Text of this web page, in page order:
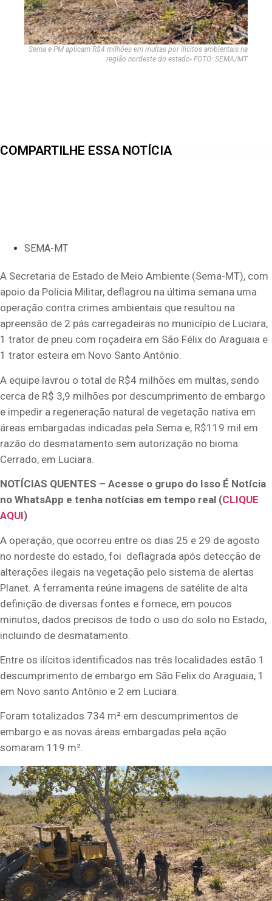
Sema e PM aplicam R$4 milhões em multas por ilícitos ambientais na
região nordeste do estado- FOTO: SEMA/MT
COMPARTILHE ESSA NOTÍCIA
SEMA-MT
A Secretaria de Estado de Meio Ambiente (Sema-MT), com
apoio da Policia Militar, deflagrou na última semana uma
operação contra crimes ambientais que resultou na
apreensão de 2 pás carregadeiras no município de Luciara,
1 trator de pneu com roçadeira em São Félix do Araguaia e
1 trator esteira em Novo Santo Antônio.
A equipe lavrou o total de R$4 milhões em multas, sendo
cerca de R$ 3,9 milhões por descumprimento de embargo
e impedir a regeneração natural de vegetação nativa em
áreas embargadas indicadas pela Sema e, R$119 mil em
razão do desmatamento sem autorização no bioma
Cerrado, em Luciara.
NOTÍCIAS QUENTES – Acesse o grupo do Isso É Notícia
no WhatsApp e tenha notícias em tempo real (CLIQUE
AQUI)
A operação, que ocorreu entre os dias 25 e 29 de agosto
no nordeste do estado, foi deflagrada após detecção de
alterações ilegais na vegetação pelo sistema de alertas
Planet. A ferramenta reúne imagens de satélite de alta
definição de diversas fontes e fornece, em poucos
minutos, dados precisos de todo o uso do solo no Estado,
incluindo de desmatamento.
Entre os ilícitos identificados nas três localidades estão 1
descumprimento de embargo em São Felix do Araguaia, 1
em Novo santo Antônio e 2 em Luciara.
Foram totalizados 734 m² em descumprimentos de
embargo e as novas áreas embargadas pela ação
somaram 119 m².